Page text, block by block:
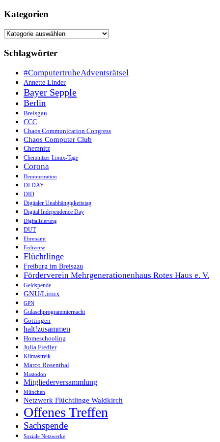
Kategorien
Kategorien
Schlagwörter
#ComputertruheAdventsrätsel
Annette Linder
Bayer Sepple
Berlin
Breisgau
CCC
Chaos Communication Congress
Chaos Computer Club
Chemnitz
Chemnitzer Linux-Tage
Corona
Demonstration
DI.DAY
DID
Digitaler Unabhängigkeitstag
Digital Independence Day
Digitalisierung
DUT
Ehrenamt
Fediverse
Flüchtlinge
Freiburg im Breisgau
Förderverein Mehrgenerationenhaus Rotes Haus e. V.
Geldspende
GNU/Linux
GPN
Gulaschprogrammiernacht
Göttingen
halt!zusammen
Homeschooling
Julia Fiedler
Klimastreik
Marco Rosenthal
Mastodon
Mitgliederversammlung
München
Netzwerk Flüchtlinge Waldkirch
Offenes Treffen
Sachspende
Soziale Netzwerke